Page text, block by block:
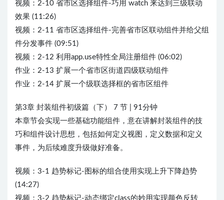
视频：2-10 省市区选择组件-巧用 watch 来达到三级联动
效果 (11:26)
视频：2-11 省市区选择组件-完善省市区联动组件并给父组
件分发事件 (09:51)
视频：2-12 利用app.use特性全局注册组件 (06:02)
作业：2-13 扩展一个省市区街道四级联动组件
作业：2-14 扩展一个级联选择框的省市区组件
第3章 封装组件初级篇（下） 7 节 | 91分钟
本章节会实现一些基础功能组件，意在讲解封装组件的技
巧和组件设计思想，包括如何定义视图，定义数据和定义
事件，为后续难度升级做好准备。
视频：3-1 趋势标记-图标的组合使用实现上升下降趋势
(14:27)
视频：3-2 趋势标记-动态绑定class的妙用实现颜色反转